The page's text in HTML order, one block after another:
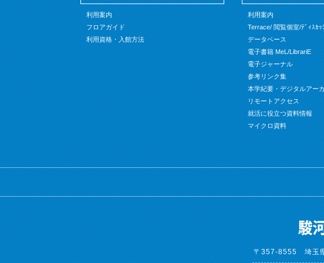
利用案内
フロアガイド
利用資格・入館方法
利用案内
Terrace/ 閲覧個室/ﾃﾞｨｽｶｯ
データベース
電子書籍 MeL/LibrariE
電子ジャーナル
参考リンク集
本学紀要・デジタルアー
リモートアクセス
就活に役立つ資料情報
マイクロ資料
〒357-8555 埼玉